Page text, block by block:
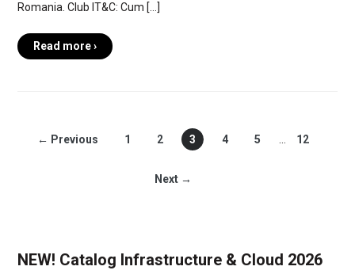
Romania. Club IT&C: Cum […]
Read more ›
← Previous 1 2 3 4 5 12
Next →
NEW! Catalog Infrastructure & Cloud 2026